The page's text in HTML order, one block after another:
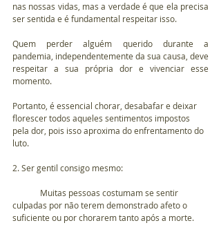
nas nossas vidas, mas a verdade é que ela precisa
ser sentida e é fundamental respeitar isso.
Quem perder alguém querido durante a
pandemia, independentemente da sua causa, deve
respeitar a sua própria dor e vivenciar esse
momento.
Portanto, é essencial chorar, desabafar e deixar
florescer todos aqueles sentimentos impostos
pela dor, pois isso aproxima do enfrentamento do
luto.
2. Ser gentil consigo mesmo:
culpadas por não terem demonstrado afeto o
suficiente ou por chorarem tanto após a morte.